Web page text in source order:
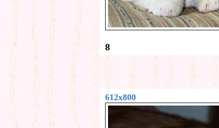
8
612x800